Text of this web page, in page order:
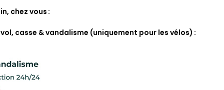
chez vous
casse & vandalisme (uniquement pour les vélos)